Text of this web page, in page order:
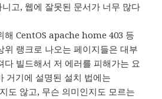
고, 웹에 잘못된 문서가 너무 많다
해 CentOS apache home 403 등
위 랭크로 나오는 페이지들은 대부
다 빌드해서 저 에러를 피해가는 요
거기에 설명된 설치 법에는
도 않고, 무슨 의미인지도 모르는